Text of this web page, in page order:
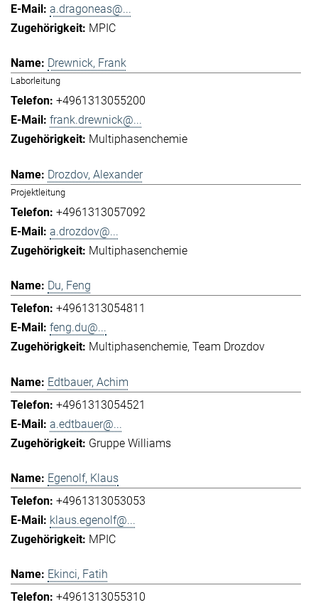
a.dragoneas@...
MPIC
Drewnick, Frank
Laborleitung
+4961313055200
frank.drewnick@...
Multiphasenchemie
Drozdov, Alexander
Projektleitung
+4961313057092
a.drozdov@...
Multiphasenchemie
Du, Feng
+4961313054811
feng.du@...
Multiphasenchemie Team Drozdov
Edtbauer, Achim
+4961313054521
a.edtbauer@...
Gruppe Williams
Egenolf, Klaus
+4961313053053
klaus.egenolf@...
MPIC
Ekinci, Fatih
+4961313055310